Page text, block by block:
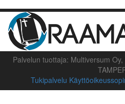
Palvelun tuottaja: Multiversum
Tukipalvelu